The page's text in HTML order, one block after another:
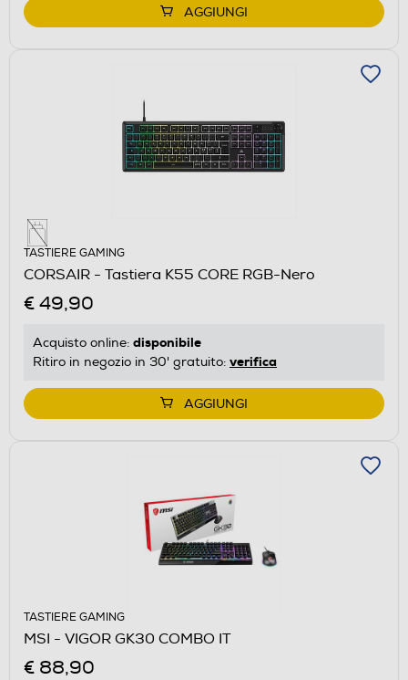
AGGIUNGI
TASTIERE GAMING
CORSAIR - Tastiera K55 CORE RGB-Nero
€ 49,90
Acquisto online: disponibile
Ritiro in negozio in 30' gratuito: verifica
AGGIUNGI
TASTIERE GAMING
MSI - VIGOR GK30 COMBO IT
€ 88,90